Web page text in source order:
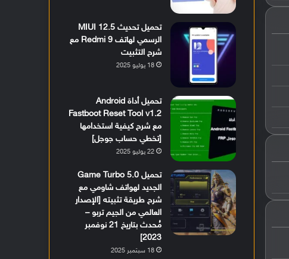
تحميل تحديث MIUI 12.5
الرسمي لهاتف Redmi 9 مع
شرح التثبيت
18 يوليو 2025
تحميل أداة Android
Fastboot Reset Tool v1.2
مع شرح كيفية استخدامها
[تخطي حساب جوجل]
22 يوليو 2025
تحميل Game Turbo 5.0
الجديد لهواتف شاومي مع
شرح طريقة تثبيته [الإصدار
العالمي من الجيم تربو –
مُحدث بتاريخ 21 نوفمبر
2023]
18 سبتمبر 2025